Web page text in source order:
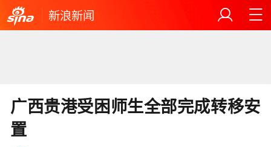
新浪新闻
广西贵港受困师生全部完成转移安
置